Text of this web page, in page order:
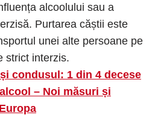
alcoolului sau a
Purtarea căștii este
unei alte persoane pe
strict interzis.
condusul: 1 din 4 decese
– Noi măsuri și